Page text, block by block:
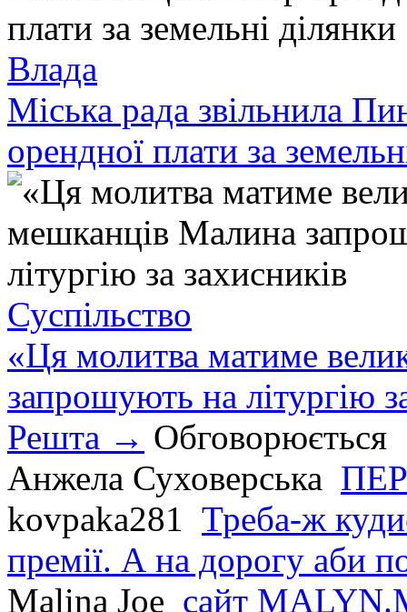
Влада
Міська рада звільнила
орендної плати за
Суспільство
«Ця молитва матиме
запрошують на літургію
Решта → Обговорюється
Анжела Суховерська
kovpaka281 Треба-ж
премії. А на дорогу аби
Malina Joe сайт